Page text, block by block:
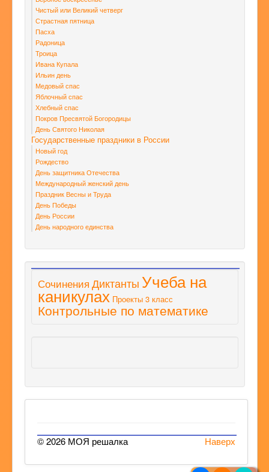
Чистый или Великий четверг
Страстная пятница
Пасха
Радоница
Троица
Ивана Купала
Ильин день
Медовый спас
Яблочный спас
Хлебный спас
Покров Пресвятой Богородицы
День Святого Николая
Государственные праздники в России
Новый год
Рождество
День защитника Отечества
Международный женский день
Праздник Весны и Труда
День Победы
День России
День народного единства
Сочинения Диктанты Учеба на
каникулах Проекты 3 класс
Контрольные по математике
Наверх
© 2026 МОЯ решалка